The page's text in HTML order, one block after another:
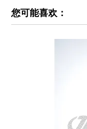
您可能喜欢：